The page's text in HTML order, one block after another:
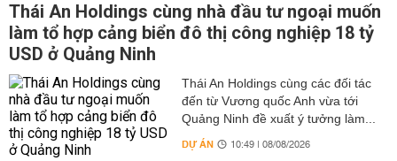
Thái An Holdings cùng nhà đầu tư ngoại muốn
làm tổ hợp cảng biển đô thị công nghiệp 18 tỷ
USD ở Quảng Ninh
Thái An Holdings cùng các đối tác
đến từ Vương quốc Anh vừa tới
Quảng Ninh đề xuất ý tưởng làm...
DỰ ÁN 10:49 | 08/08/2026